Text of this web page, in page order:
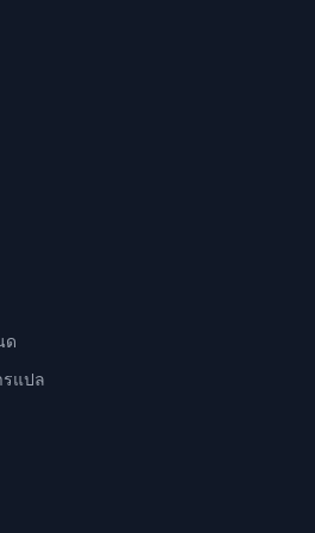
นไปตามข้อกำหนด เราจะแจ้งให้คุณ
บของกำหนดการ
นตามสภาพการจราจรและสภาพ
10
- อนุญาตให้ยกเลิกได้
นกรณีที่มาสายหรือ
า จะไม่มีการคืนเงินค่าทัวร์ - หาก
ชะงักของการจราจรครั้งใหญ่อื่นๆ
สินใจยกเลิกงาน ทัวร์นี้ก็จะถูก
กเลิก เราจะแจ้งให้คุณทราบทันทีทาง
ราะสภาพอากาศเลวร้าย จะมีการคืน
6 ปีต้องใช้ที่นั่งสำหรับเด็กหรือที่นั่งจู
เรา - ภาษาที่รองรับคือ
ปรดทราบว่าไม่มีบริการภาษาอื่น
ด
แปล